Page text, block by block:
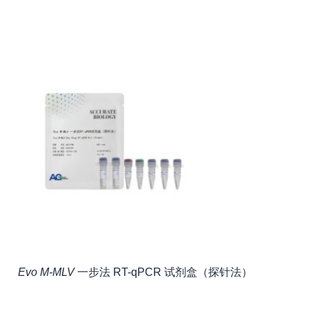
Evo M-MLV一步法 RT-qPCR 试剂盒（探针法）